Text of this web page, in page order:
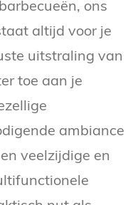
ons
altijd voor je
uitstraling van
toe aan je
ambiance
veelzijdige en